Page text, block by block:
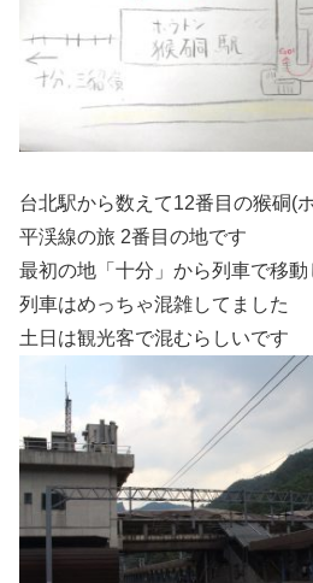
台北駅から数えて12番目の猴硐(
平渓線の旅 2番目の地です
最初の地「十分」から列車で移
列車はめっちゃ混雑してました
土日は観光客で混むらしいです